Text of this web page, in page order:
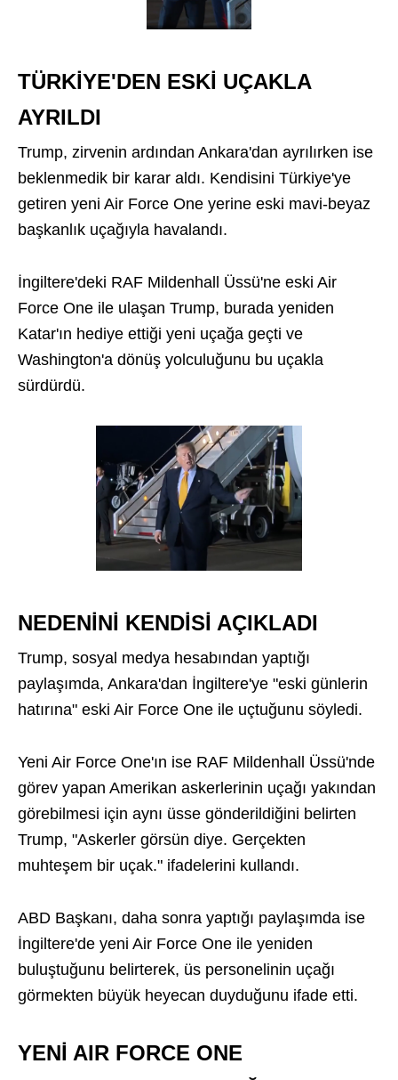
TÜRKİYE'DEN ESKİ UÇAKLA
AYRILDI
Trump, zirvenin ardından Ankara'dan ayrılırken ise
beklenmedik bir karar aldı. Kendisini Türkiye'ye
getiren yeni Air Force One yerine eski mavi-beyaz
başkanlık uçağıyla havalandı.
İngiltere'deki RAF Mildenhall Üssü'ne eski Air
Force One ile ulaşan Trump, burada yeniden
Katar'ın hediye ettiği yeni uçağa geçti ve
Washington'a dönüş yolculuğunu bu uçakla
sürdürdü.
NEDENİNİ KENDİSİ AÇIKLADI
Trump, sosyal medya hesabından yaptığı
paylaşımda, Ankara'dan İngiltere'ye "eski günlerin
hatırına" eski Air Force One ile uçtuğunu söyledi.
Yeni Air Force One'ın ise RAF Mildenhall Üssü'nde
görev yapan Amerikan askerlerinin uçağı yakından
görebilmesi için aynı üsse gönderildiğini belirten
Trump, "Askerler görsün diye. Gerçekten
muhteşem bir uçak." ifadelerini kullandı.
ABD Başkanı, daha sonra yaptığı paylaşımda ise
İngiltere'de yeni Air Force One ile yeniden
buluştuğunu belirterek, üs personelinin uçağı
görmekten büyük heyecan duyduğunu ifade etti.
YENİ AIR FORCE ONE